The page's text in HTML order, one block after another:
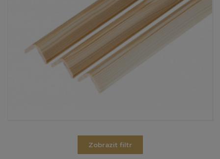
Zobrazit filtr